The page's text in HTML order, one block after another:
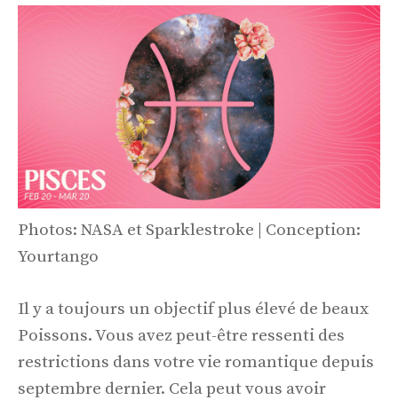
Photos: NASA et Sparklestroke | Conception:
Yourtango
Il y a toujours un objectif plus élevé de beaux
Poissons. Vous avez peut-être ressenti des
restrictions dans votre vie romantique depuis
septembre dernier. Cela peut vous avoir